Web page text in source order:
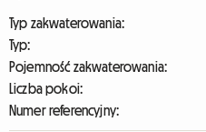
Typ zakwaterowania:
Typ:
Pojemność zakwaterowania:
Liczba pokoi:
Numer referencyjny: